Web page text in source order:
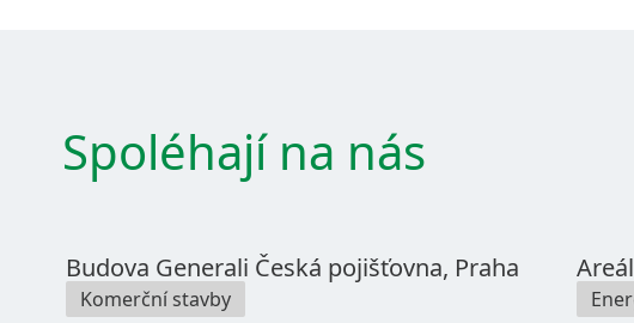
Spoléhají na nás
Budova Generali Česká pojišťovna, Praha
Komerční stavby